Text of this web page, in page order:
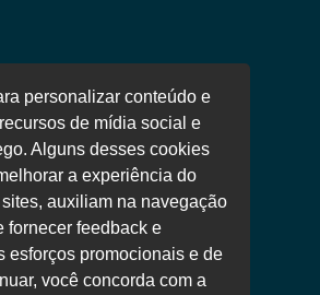
personalizar conteúdo e
de mídia social e
Alguns desses cookies
a experiência do
auxiliam na navegação
fornecer feedback e
esforços promocionais e de
você concorda com a